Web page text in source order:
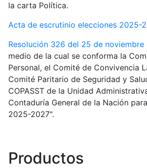
la carta Política.
Acta de escrutinio elecciones 2025-
Resolución 326 del 25 de noviembre
medio de la cual se conforma la
Personal, el Comité de Convivencia
Comité Paritario de Seguridad y
COPASST de la Unidad
Contaduría General de la Nación
2025-2027".
Productos